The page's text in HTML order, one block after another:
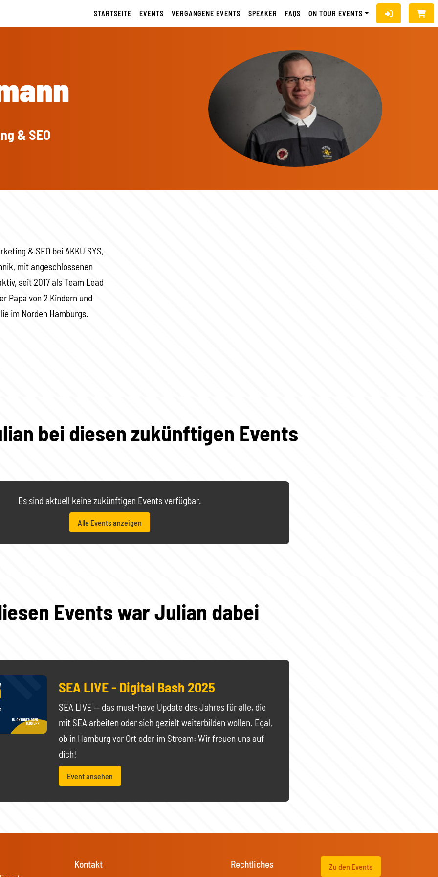
STARTSEITE EVENTS VERGANGENE EVENTS SPEAKER FAQS ON TOUR EVENTS
& SEO
& SEO bei AKKU SYS,
mit angeschlossenen
seit 2017 als Team Lead
Papa von 2 Kindern und
im Norden Hamburgs.
bei diesen zukünftigen Events
Es sind aktuell keine zukünftigen Events verfügbar.
Alle Events anzeigen
Events war Julian dabei
SEA LIVE - Digital Bash 2025
SEA LIVE — das must-have Update des Jahres für alle, die
mit SEA arbeiten oder sich gezielt weiterbilden wollen. Egal,
ob in Hamburg vor Ort oder im Stream: Wir freuen uns auf
dich!
Event ansehen
Kontakt Rechtliches Zu den Events